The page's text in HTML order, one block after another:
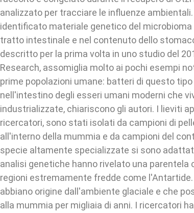
analizzato per tracciare le influenze
identificato materiale genetico del microbioma
tratto intestinale e nel contenuto dello
descritto per la prima volta in uno studio del
Research, assomiglia molto ai pochi esempi
prime popolazioni umane: batteri di questo
nell'intestino degli esseri umani moderni che
industrializzate, chiariscono gli autori. I lieviti
ricercatori, sono stati isolati da campioni di
all'interno della mummia e da campioni del
specie altamente specializzate si sono
analisi genetiche hanno rivelato una parentela
regioni estremamente fredde come
abbiano origine dall'ambiente glaciale e che
alla mummia per migliaia di anni. I ricercatori